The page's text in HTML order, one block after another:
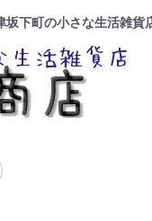
坂下町の小さな生活雑貨